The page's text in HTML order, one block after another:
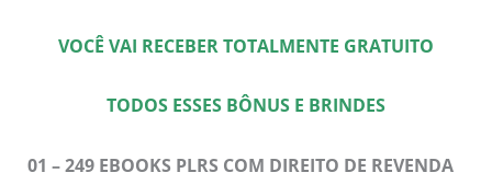
VOCÊ VAI RECEBER TOTALMENTE GRATUITO
TODOS ESSES BÔNUS E BRINDES
01 – 249 EBOOKS PLRS COM DIREITO DE REVENDA